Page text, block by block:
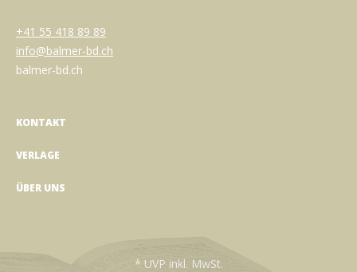
+41 55 418 89 89
info@balmer-bd.ch
balmer-bd.ch
KONTAKT
VERLAGE
ÜBER UNS
* UVP inkl. MwSt.